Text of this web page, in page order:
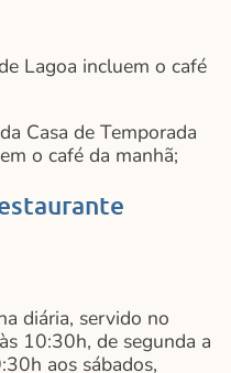
Lagoa incluem o café
Casa de Temporada
o café da manhã;
diária, servido no
10:30h, de segunda a
aos sábados,